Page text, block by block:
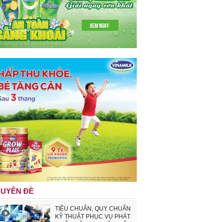
ĐỀ
TIÊU CHUẨN, QUY CHUẨN
KỸ THUẬT PHỤC VỤ PHÁT